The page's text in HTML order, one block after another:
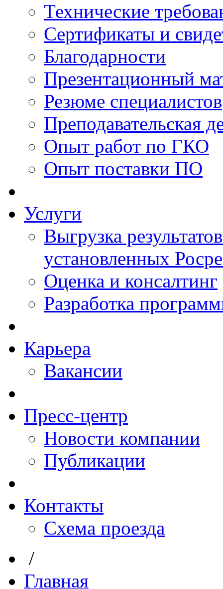
Технические
Сертификаты и
Благодарности
Презентационный
Резюме специалистов
Преподавательская
Опыт работ по ГКО
Опыт поставки ПО
Услуги
Выгрузка
установленных
Оценка и консалтинг
Разработка
Карьера
Вакансии
Пресс-центр
Новости компании
Публикации
Контакты
Схема проезда
/
Главная